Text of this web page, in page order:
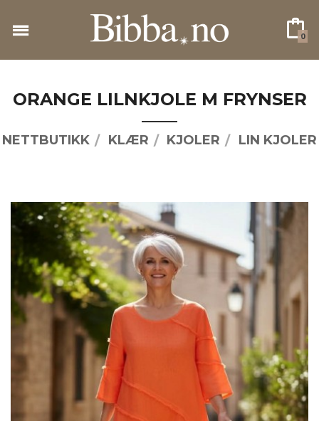
0
ORANGE LILNKJOLE M FRYNSER
NETTBUTIKK KLÆR KJOLER LIN KJOLER